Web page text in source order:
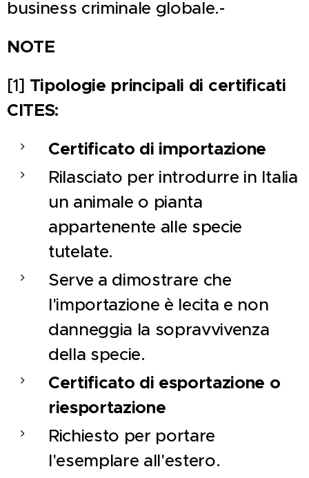
business criminale globale.-
NOTE
[1] Tipologie principali di certificati
CITES:
Certificato di importazione
Rilasciato per introdurre in Italia
un animale o pianta
appartenente alle specie
tutelate.
Serve a dimostrare che
l'importazione è lecita e non
danneggia la sopravvivenza
della specie.
Certificato di esportazione o
riesportazione
Richiesto per portare
l'esemplare all'estero.